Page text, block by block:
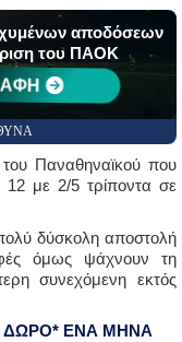
αποδόσεων
του ΠΑΟΚ
Παναθηναϊκού που
με 2/5 τρίποντα σε
δύσκολη αποστολή
όμως ψάχνουν τη
συνεχόμενη εκτός
ΔΩΡΟ* ΕΝΑ ΜΗΝΑ